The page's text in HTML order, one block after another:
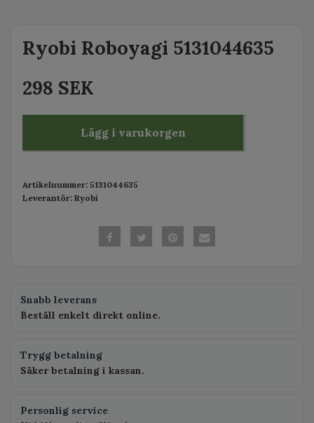
Ryobi Roboyagi 5131044635
298 SEK
Lägg i varukorgen
Artikelnummer: 5131044635
Leverantör: Ryobi
Snabb leverans
Beställ enkelt direkt online.
Trygg betalning
Säker betalning i kassan.
Personlig service